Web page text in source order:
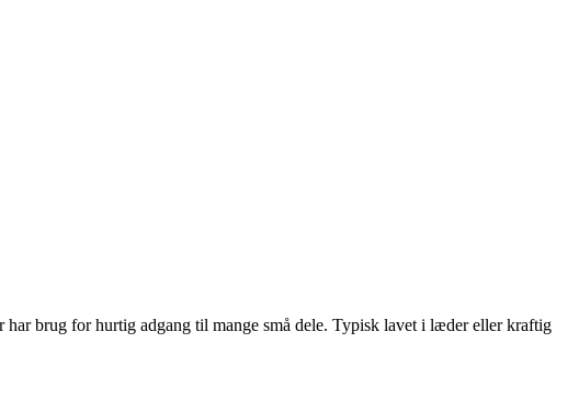
brug for hurtig adgang til mange små dele. Typisk lavet i læder eller kraftig